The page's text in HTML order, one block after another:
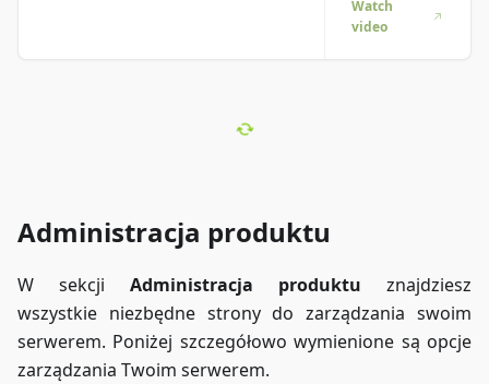
akcji, żeby
lepiej
wolisz chłonąć
informacje w
najbardziej
angażujący
Watch
video
Administracja produktu
W sekcji Administracja produktu znajdziesz
wszystkie niezbędne strony do zarządzania swoim
serwerem. Poniżej szczegółowo wymienione są opcje
zarządzania Twoim serwerem.